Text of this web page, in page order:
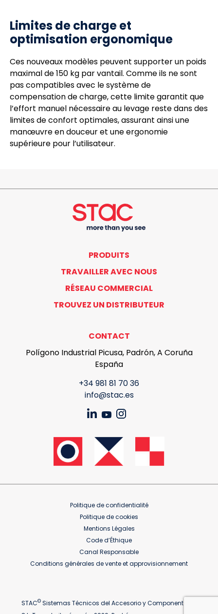
Limites de charge et
optimisation ergonomique
Ces nouveaux modèles peuvent supporter un poids
maximal de 150 kg par vantail. Comme ils ne sont
pas compatibles avec le système de
compensation de charge, cette limite garantit que
l’effort manuel nécessaire au levage reste dans des
limites de confort optimales, assurant ainsi une
manœuvre en douceur et une ergonomie
supérieure pour l’utilisateur.
PRODUITS
TRAVAILLER AVEC NOUS
RÉSEAU COMMERCIAL
TROUVEZ UN DISTRIBUTEUR
CONTACT
Polígono Industrial Picusa, Padrón, A Coruña
España
+34 981 81 70 36
info@stac.es
Politique de confidentialité
Politique de cookies
Mentions Légales
Code d’Éthique
Canal Responsable
Conditions générales de vente et approvisionnement
STAC© Sistemas Técnicos del Accesorio y Componentes